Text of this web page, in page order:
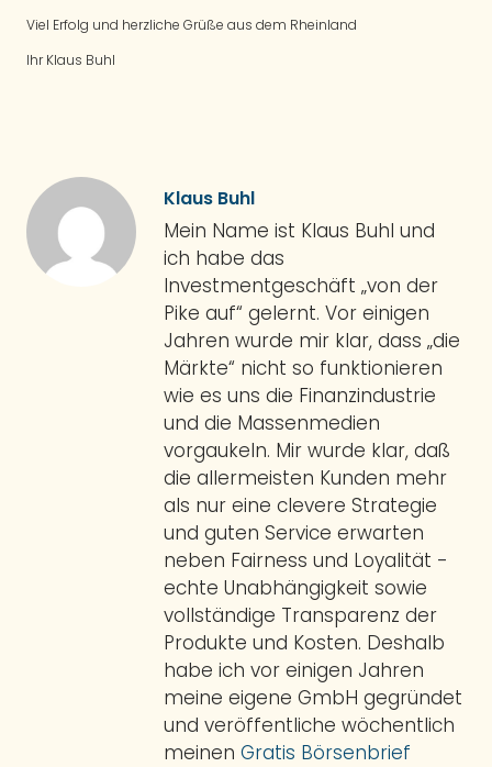
Viel Erfolg und herzliche Grüße aus dem Rheinland
Ihr Klaus Buhl
Klaus Buhl
Mein Name ist Klaus Buhl und
ich habe das
Investmentgeschäft „von der
Pike auf“ gelernt. Vor einigen
Jahren wurde mir klar, dass „die
Märkte“ nicht so funktionieren
wie es uns die Finanzindustrie
und die Massenmedien
vorgaukeln. Mir wurde klar, daß
die allermeisten Kunden mehr
als nur eine clevere Strategie
und guten Service erwarten
neben Fairness und Loyalität -
echte Unabhängigkeit sowie
vollständige Transparenz der
Produkte und Kosten. Deshalb
habe ich vor einigen Jahren
meine eigene GmbH gegründet
und veröffentliche wöchentlich
meinen Gratis Börsenbrief